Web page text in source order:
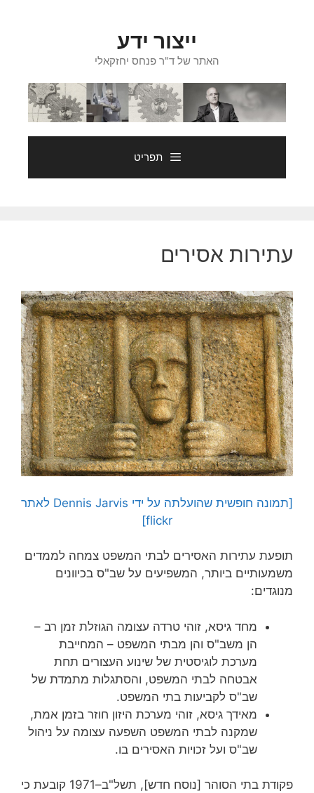
ייצור ידע
האתר של ד"ר פנחס יחזקאלי
תפריט
עתירות אסירים
[תמונה חופשית שהועלתה על ידי Dennis Jarvis לאתר
flickr]
תופעת עתירות האסירים לבתי המשפט צמחה לממדים
משמעותיים ביותר, המשפיעים על שב"ס בכיוונים
מנוגדים:
מחד גיסא, זוהי טרדה עצומה הגוזלת זמן רב –
הן משב"ס והן מבתי המשפט – המחייבת
מערכת לוגיסטית של שינוע העצורים תחת
אבטחה לבתי המשפט, והסתגלות מתמדת של
שב"ס לקביעות בתי המשפט.
מאידך גיסא, זוהי מערכת היזון חוזר בזמן אמת,
שמקנה לבתי המשפט השפעה עצומה על ניהול
שב"ס ועל זכויות האסירים בו.
פקודת בתי הסוהר [נוסח חדש], תשל"ב–1971 קובעת כי